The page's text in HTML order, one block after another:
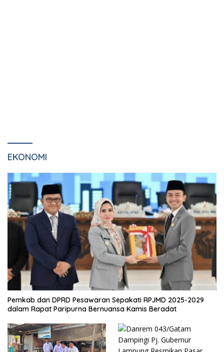
EKONOMI
Pemkab dan DPRD Pesawaran Sepakati RPJMD 2025-2029
dalam Rapat Paripurna Bernuansa Kamis Beradat